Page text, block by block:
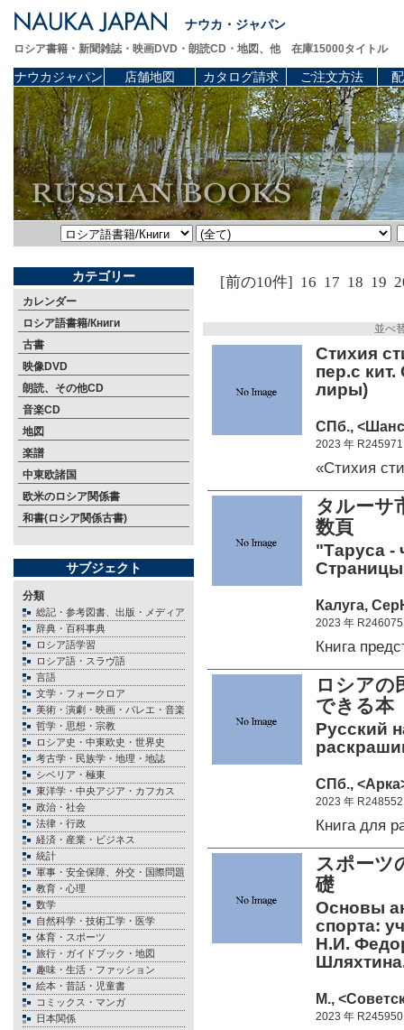
ナウカ・ジャパン
ロシア書籍・新聞雑誌・映画DVD・朗読CD・地図、他 在庫15000タイトル
ナウカジャパン 店舗地図 カタログ請求 ご注文方法
カテゴリー
カレンダー
ロシア語書籍/Книги
古書
映像DVD
朗読、その他CD
音楽CD
地図
楽譜
中東欧諸国
欧米のロシア関係書
和書(ロシア関係古書)
サブジェクト
分類
総記・参考図書、出版・メディア
辞典・百科事典
ロシア語学習
ロシア語・スラヴ語
言語
文学・フォークロア
美術・演劇・映画・バレエ・音楽
哲学・思想・宗教
ロシア史・中東欧史・世界史
考古学・民族学・地理・地誌
シベリア・極東
東洋学・中央アジア・カフカス
政治・社会
法律・行政
経済・産業・ビジネス
統計
軍事・安全保障、外交・国際問題
教育・心理
数学
自然科学・技術工学・医学
体育・スポーツ
旅行・ガイドブック・地図
趣味・生活・ファッション
絵本・昔話・児童書
コミックス・マンガ
日本関係
[前の10件] 16 17 18 19
並べ
Стихия
пер.с
лиры)
СПб.,
2023 年 R245971
«Стихия
タルー
数頁
"Таруса -
Страницы
Калуга,
2023 年 R246075
Книга
ロシアの
できる本
Русский
СПб.,
2023 年 R248552
Книга для
スポーツ
礎
Основы
спорта:
Н.И.
М.,
2023 年 R245950